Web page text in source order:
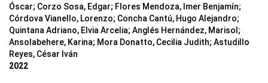
Óscar; Corzo Sosa, Edgar; Flores Mendoza, Imer Benjamín;
Córdova Vianello, Lorenzo; Concha Cantú, Hugo Alejandro;
Quintana Adriano, Elvia Arcelia; Anglés Hernández, Marisol ;
Ansolabehere, Karina; Mora Donatto, Cecilia Judith; Astudillo
Reyes, César Iván
2022